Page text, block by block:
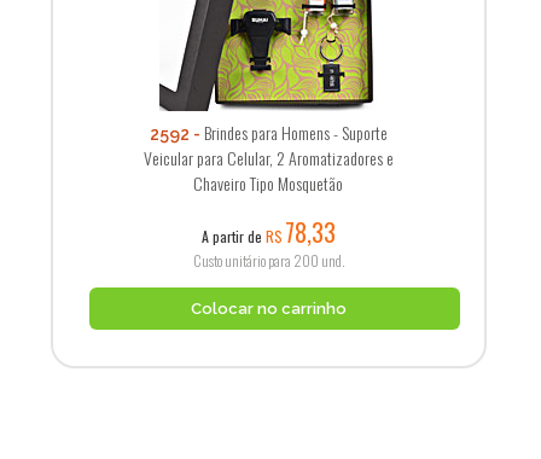
2592
Brindes para Homens - Suporte
Veicular para Celular, 2 Aromatizadores e
Chaveiro Tipo Mosquetão
A partir de R$ 78,33
Custo unitário para 200 und.
Colocar no carrinho